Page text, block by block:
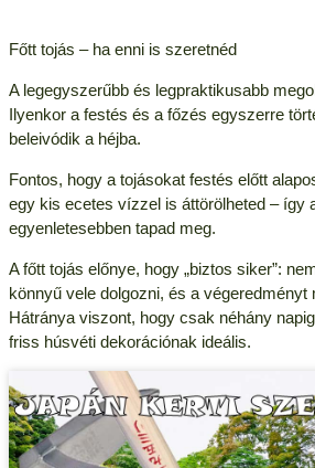
Főtt tojás – ha enni is szeretnéd
A legegyszerűbb és legpraktikusabb
Ilyenkor a festés és a főzés egyszerre
beleivódik a héjba.
Fontos, hogy a tojásokat festés előtt
egy kis ecetes vízzel is áttörölheted – így
egyenletesebben tapad meg.
A főtt tojás előnye, hogy „biztos siker”:
könnyű vele dolgozni, és a végeredményt
Hátránya viszont, hogy csak néhány
friss húsvéti dekorációnak ideális.